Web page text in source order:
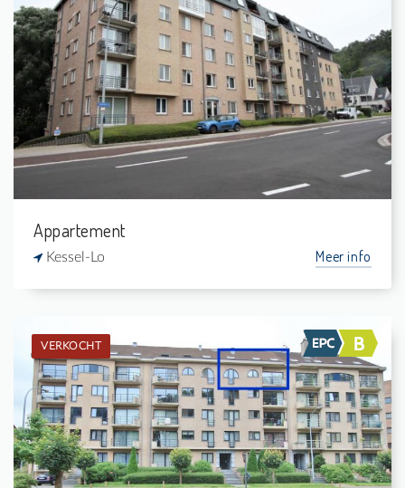
Verkocht: Duplex
2
-
1
80 m²
Appartement
Kessel-Lo Meer info
VERKOCHT
Verkocht: Appartement
2
-